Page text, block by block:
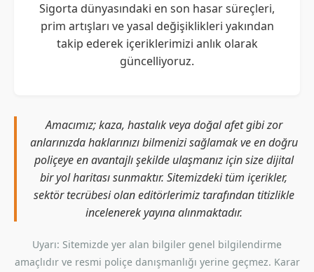
Sigorta dünyasındaki en son hasar süreçleri,
prim artışları ve yasal değişiklikleri yakından
takip ederek içeriklerimizi anlık olarak
güncelliyoruz.
Amacımız; kaza, hastalık veya doğal afet gibi zor
anlarınızda haklarınızı bilmenizi sağlamak ve en doğru
poliçeye en avantajlı şekilde ulaşmanız için size dijital
bir yol haritası sunmaktır. Sitemizdeki tüm içerikler,
sektör tecrübesi olan editörlerimiz tarafından titizlikle
incelenerek yayına alınmaktadır.
Uyarı: Sitemizde yer alan bilgiler genel bilgilendirme
amaçlıdır ve resmi poliçe danışmanlığı yerine geçmez. Karar